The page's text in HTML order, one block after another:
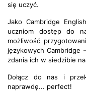
się uczyć.
Jako Cambridge
uczniom dostęp do
możliwość
językowych Cambridge
zdania ich w siedzibie
Dołącz do nas i
naprawdę... perfect!